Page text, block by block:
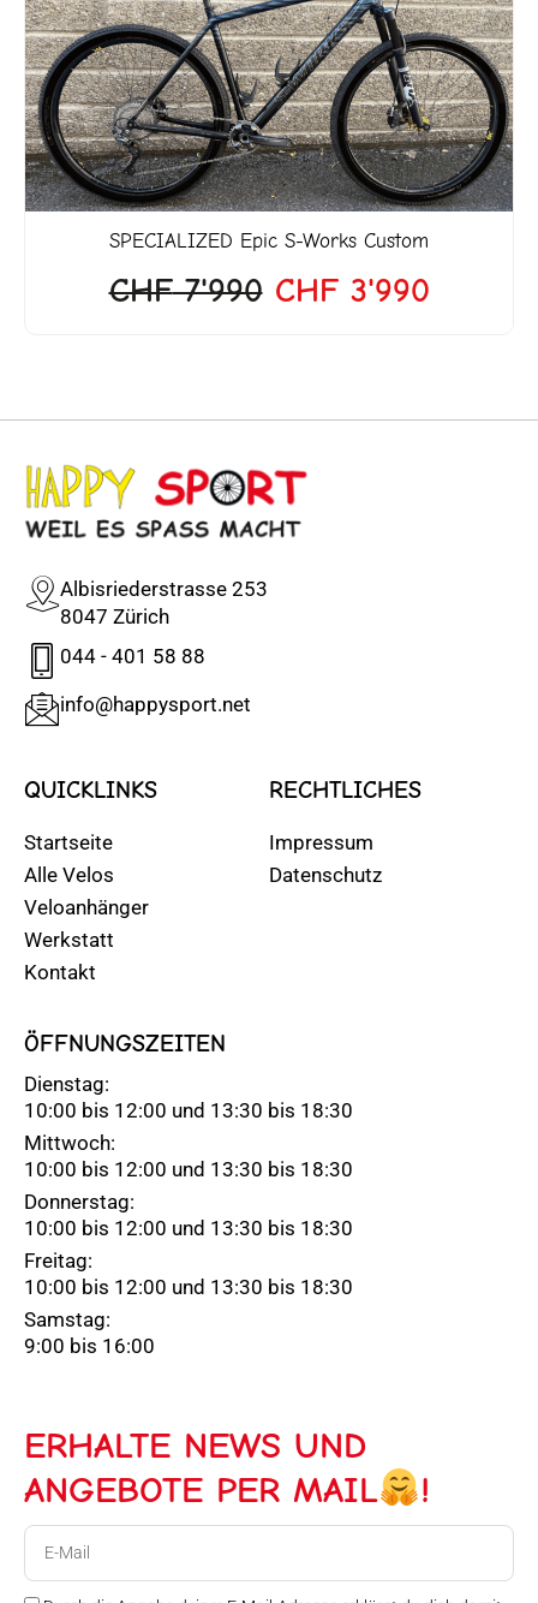
SPECIALIZED Epic S-Works Custom
CHF7'990
war:
CHF 7'990
CHF3'990
ist:
CHF
Albisriederstrasse 253
8047 Zürich
044 - 401 58 88
info@happysport.net
QUICKLINKS
Startseite
Alle Velos
Veloanhänger
Werkstatt
Kontakt
RECHTLICHES
Impressum
Datenschutz
ÖFFNUNGSZEITEN
Dienstag:
10:00 bis 12:00 und 13:30 bis 18:30
Mittwoch:
10:00 bis 12:00 und 13:30 bis 18:30
Donnerstag:
10:00 bis 12:00 und 13:30 bis 18:30
Freitag:
10:00 bis 12:00 und 13:30 bis 18:30
Samstag:
9:00 bis 16:00
ERHALTE NEWS UND
ANGEBOTE PER MAIL
!